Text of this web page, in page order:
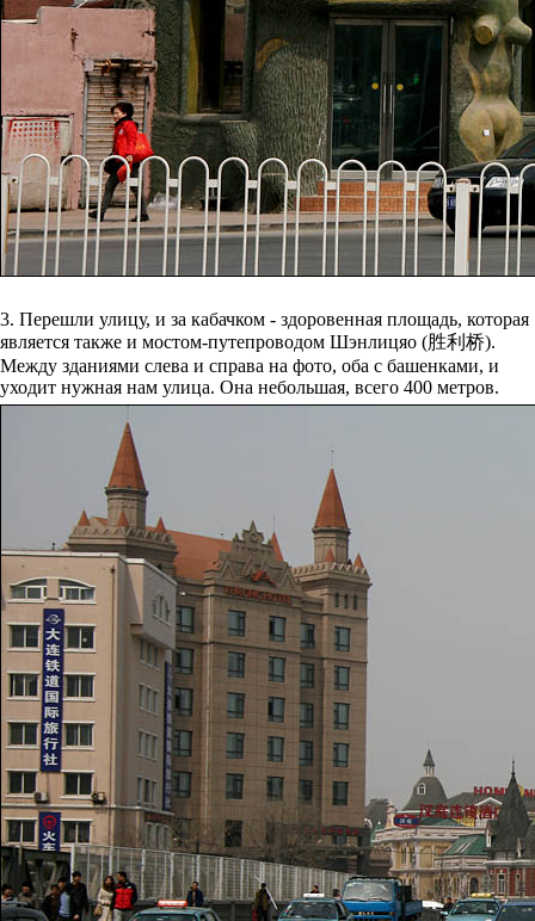
3. Перешли улицу, и за кабачком - здоровенная площадь, которая
является также и мостом-путепроводом Шэнлицяо (胜利桥).
Между зданиями слева и справа на фото, оба с башенками, и
уходит нужная нам улица. Она небольшая, всего 400 метров.